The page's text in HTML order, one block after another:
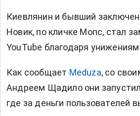
Киевлянин и бывший
Новик, по кличке Мопс, стал
YouTube благодаря
Как сообщает Meduza, со
Андреем Щадило они
где за деньги пользователей